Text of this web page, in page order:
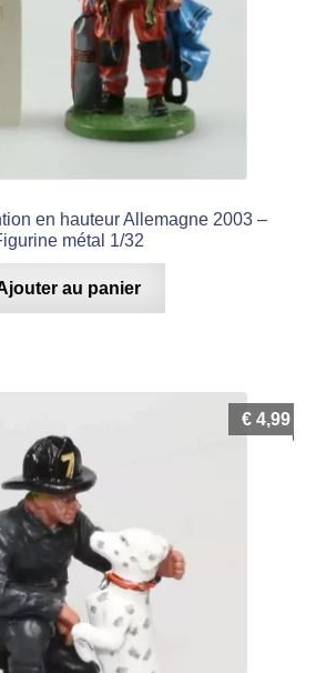
en hauteur Allemagne 2003 –
métal 1/32
au panier
€ 4,99